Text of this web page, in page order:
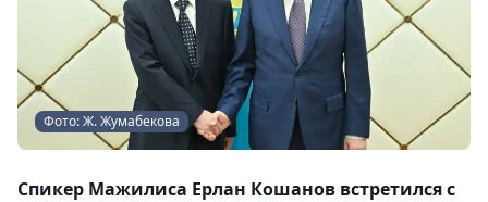
Фото: Ж. Жумабекова
Спикер Мажилиса Ерлан Кошанов встретился с